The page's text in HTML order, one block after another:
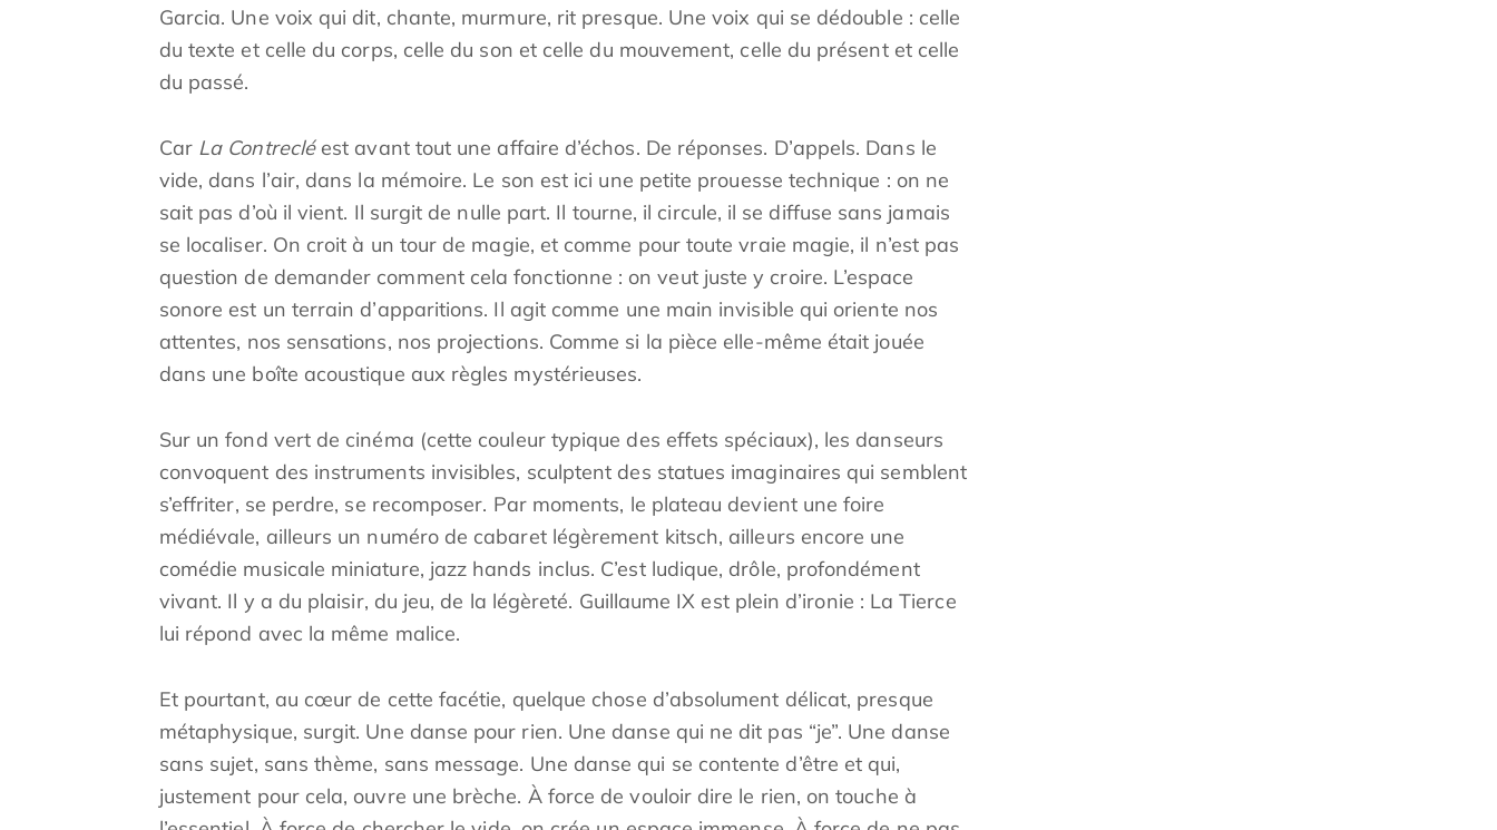
Garcia. Une voix qui dit, chante, murmure, rit presque. Une voix qui se dédouble : celle
du texte et celle du corps, celle du son et celle du mouvement, celle du présent et celle
du passé.
Car La Contrecléest avant tout une affaire d’échos. De réponses. D’appels. Dans le
vide, dans l’air, dans la mémoire. Le son est ici une petite prouesse technique : on ne
sait pas d’où il vient. Il surgit de nulle part. Il tourne, il circule, il se diffuse sans jamais
se localiser. On croit à un tour de magie, et comme pour toute vraie magie, il n’est pas
question de demander comment cela fonctionne : on veut juste y croire. L’espace
sonore est un terrain d’apparitions. Il agit comme une main invisible qui oriente nos
attentes, nos sensations, nos projections. Comme si la pièce elle-même était jouée
dans une boîte acoustique aux règles mystérieuses.
Sur un fond vert de cinéma (cette couleur typique des effets spéciaux), les danseurs
convoquent des instruments invisibles, sculptent des statues imaginaires qui semblent
s’effriter, se perdre, se recomposer. Par moments, le plateau devient une foire
médiévale, ailleurs un numéro de cabaret légèrement kitsch, ailleurs encore une
comédie musicale miniature, jazz hands inclus. C’est ludique, drôle, profondément
vivant. Il y a du plaisir, du jeu, de la légèreté. Guillaume IX est plein d’ironie : La Tierce
lui répond avec la même malice.
Et pourtant, au cœur de cette facétie, quelque chose d’absolument délicat, presque
métaphysique, surgit. Une danse pour rien. Une danse qui ne dit pas “je”. Une danse
sans sujet, sans thème, sans message. Une danse qui se contente d’être et qui,
justement pour cela, ouvre une brèche. À force de vouloir dire le rien, on touche à